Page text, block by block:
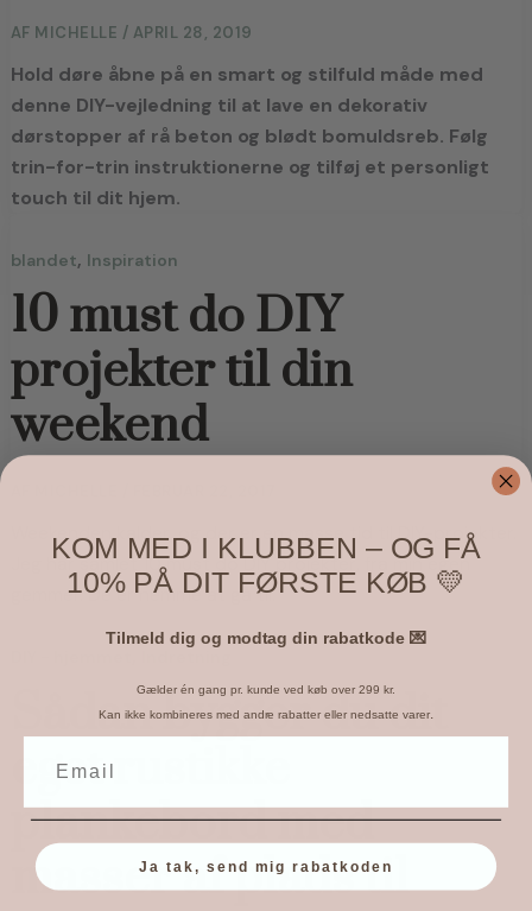
AF MICHELLE / APRIL 28, 2019
Hold døre åbne på en smart og stilfuld måde med
denne DIY-vejledning til at lave en dekorativ
dørstopper af rå beton og blødt bomuldsreb. Følg
trin-for-trin instruktionerne og tilføj et personligt
touch til dit hjem.
blandet, Inspiration
10 must do DIY
projekter til din
weekend
Weekenden kalder, og der er en masse tid til DIY-projekter.
Jeg har samlet 10 must do DIY projekter, fra min egen
gemmer. De er nemme at gå til.
Sådan bygger du dit
eget rustikke
plankebord med
masser af plads til
KOM MED I KLUBBEN – OG FÅ
10% PÅ DIT FØRSTE KØB 💛
Tilmeld dig og modtag din rabatkode 💌
Gælder én gang pr. kunde ved køb over 299 kr.
Kan ikke kombineres med andre rabatter eller nedsatte varer.
Ja tak, send mig rabatkoden